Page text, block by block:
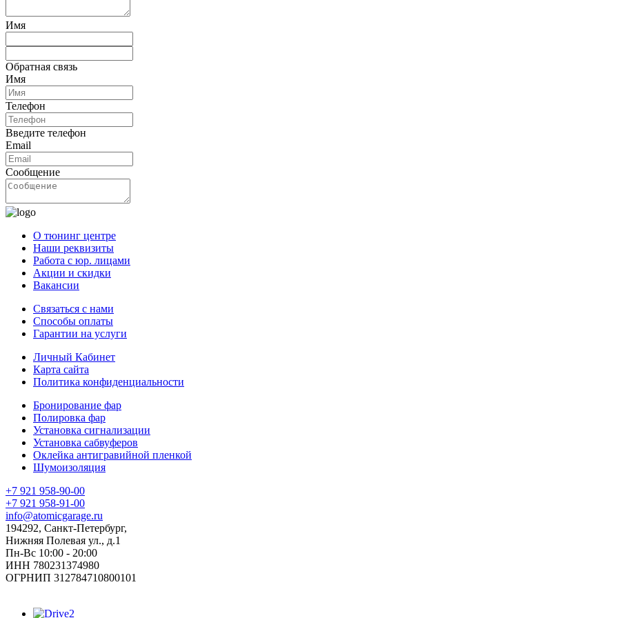
Имя
Обратная связь
Имя
Телефон
Введите телефон
Email
Сообщение
О тюнинг центре
Наши реквизиты
Работа с юр. лицами
Акции и скидки
Вакансии
Связаться с нами
Способы оплаты
Гарантии на услуги
Личный Кабинет
Карта сайта
Политика конфиденциальности
Бронирование фар
Полировка фар
Установка сигнализации
Установка сабвуферов
Оклейка антигравийной пленкой
Шумоизоляция
+7 921 958-90-00
+7 921 958-91-00
info@atomicgarage.ru
194292, Санкт-Петербург,
Нижняя Полевая ул., д.1
Пн-Вс 10:00 - 20:00
ИНН 780231374980
ОГРНИП 312784710800101